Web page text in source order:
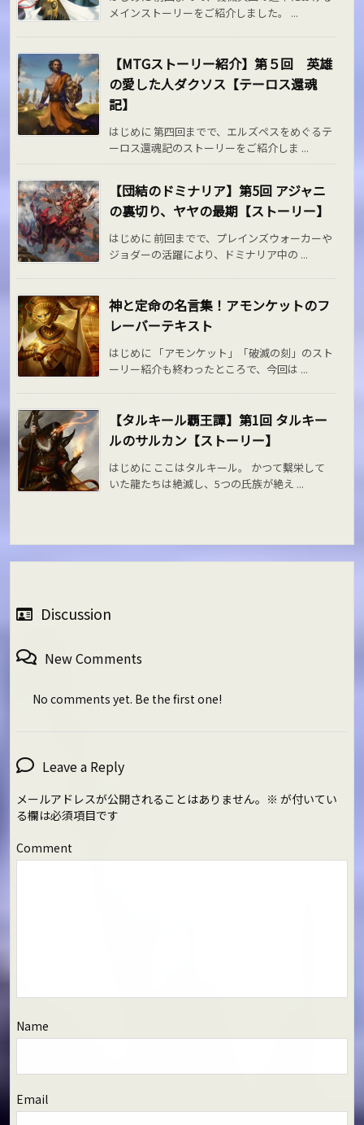
メインストーリーをご紹介しました。 ...
【MTGストーリー紹介】第５回 英雄
の愛した人ダクソス【テーロス還魂
記】
はじめに 第四回までで、エルズペスをめぐるテ
ーロス還魂記のストーリーをご紹介しま ...
【団結のドミナリア】第5回 アジャニ
の裏切り、ヤヤの最期【ストーリー】
はじめに 前回までで、プレインズウォーカーや
ジョダーの活躍により、ドミナリア中の ...
神と定命の名言集！アモンケットのフ
レーバーテキスト
はじめに 「アモンケット」「破滅の刻」のスト
ーリー紹介も終わったところで、今回は ...
【タルキール覇王譚】第1回 タルキー
ルのサルカン【ストーリー】
はじめに ここはタルキール。 かつて繫栄して
いた龍たちは絶滅し、5つの氏族が絶え ...
Discussion
New Comments
No comments yet. Be the first one!
Leave a Reply
メールアドレスが公開されることはありません。 ※ が付いてい
る欄は必須項目です
Comment
Name
Email